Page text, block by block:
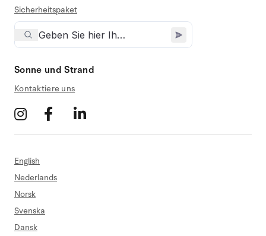
Sicherheitspaket
Sonne und Strand
Kontaktiere uns
English
Nederlands
Norsk
Svenska
Dansk